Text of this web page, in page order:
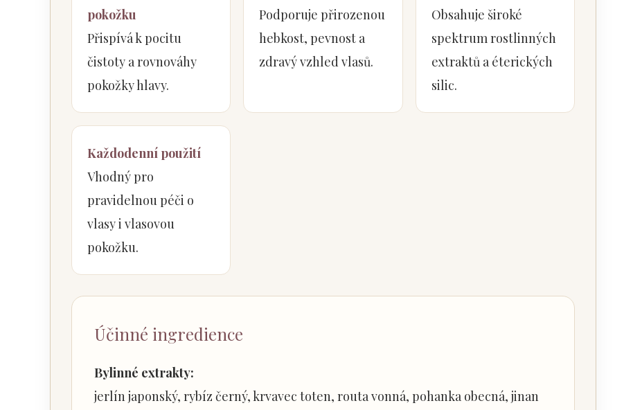
pokožku
Přispívá k pocitu
čistoty a rovnováhy
pokožky hlavy.
Podporuje přirozenou
hebkost, pevnost a
zdravý vzhled vlasů.
Obsahuje široké
spektrum rostlinných
extraktů a éterických
silic.
Každodenní použití
Vhodný pro
pravidelnou péči o
vlasy i vlasovou
pokožku.
Účinné ingredience
Bylinné extrakty:
jerlín japonský, rybíz černý, krvavec toten, routa vonná, pohanka obecná, jinan